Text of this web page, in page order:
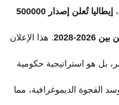
إيطاليا تُعلن إصدار 500000
. هذا الإعلان
هو استراتيجية حكومية
الديموغرافية، مما